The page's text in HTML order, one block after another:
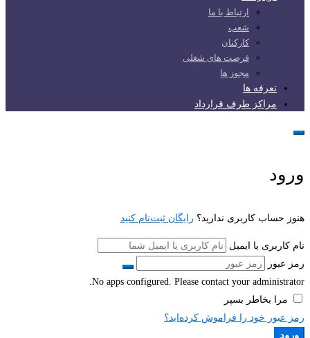
ارتباط با ما
شعب
کارکنان
فرصت های شغلی
مجوز ها
تعرفه ها
مراکز طرف قرارداد
ورود
هنوز حساب کاربری ندارید؟ رایگان ثبت‌نام کنید
نام کاربری یا ایمیل
رمز عبور
No apps configured. Please contact your administrator.
مرا بخاطر بسپر
رمز عبور خود را فراموش کرده‌اید؟
ورود